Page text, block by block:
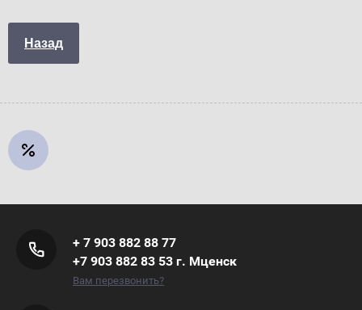
Назад
+ 7 903 882 88 77
+7 903 882 83 53 г. Мценск
Вам перезвонить?